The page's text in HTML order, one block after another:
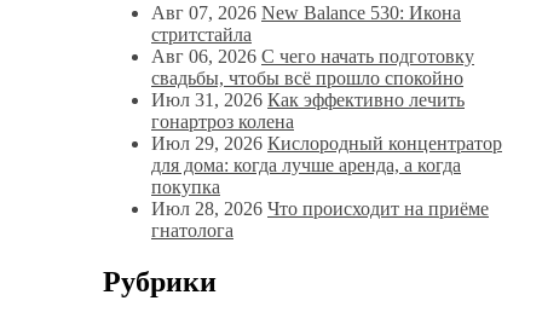
Авг 07, 2026 New Balance 530: Икона
стритстайла
Авг 06, 2026 С чего начать подготовку
свадьбы, чтобы всё прошло спокойно
Июл 31, 2026 Как эффективно лечить
гонартроз колена
Июл 29, 2026 Кислородный концентратор
для дома: когда лучше аренда, а когда
покупка
Июл 28, 2026 Что происходит на приёме
гнатолога
Рубрики